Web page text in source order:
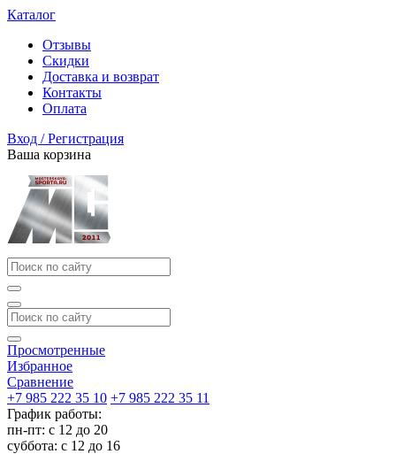
Каталог
Отзывы
Скидки
Доставка и возврат
Контакты
Оплата
Вход / Регистрация
Ваша корзина
Просмотренные
Избранное
Сравнение
+7 985 222 35 10 +7 985 222 35 11
График работы:
пн-пт: с 12 до 20
суббота: c 12 до 16